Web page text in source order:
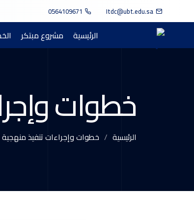
0564109671 Itdc@ubt.edu.sa
الرئيسية مشروع مبتكر
خطوات
الرئيسية خطوات وإجراءات تنفيذ منهجية